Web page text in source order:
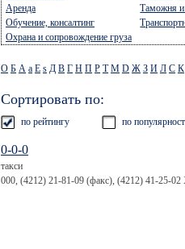
Аренда
Обучение, консалтинг
Охрана и сопровождение груза
Таможня
О Б А a E s Д В Г Н П Р Т М D Ж З И Л С К
Сортировать по:
по рейтингу по
0-0-0
такси
000, (4212) 21-81-09 (факс), (4212) 41-25-02